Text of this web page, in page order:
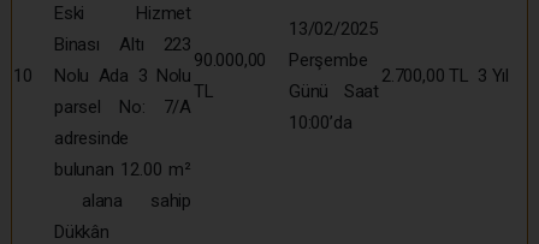
10
Eski Hizmet
Binası Altı 223
Nolu Ada 3 Nolu
parsel No: 7/A
adresinde
bulunan 12.00 m²
alana sahip
Dükkân
90.000,00
TL
13/02/2025
Perşembe
Günü Saat
10:00’da
2.700,00 TL 3 Yıl